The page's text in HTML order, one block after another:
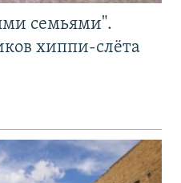
семьями".
хиппи-слёта